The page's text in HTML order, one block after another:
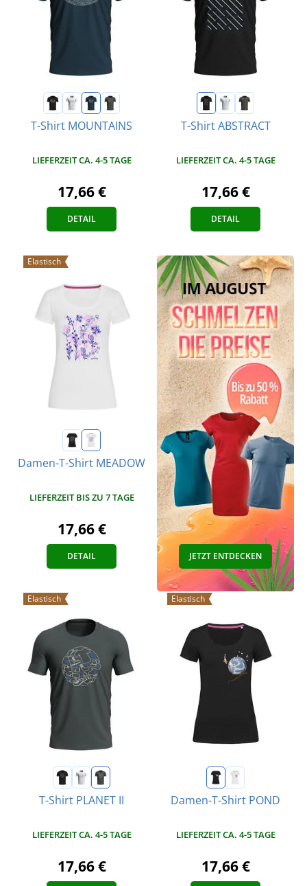
T-Shirt MOUNTAINS
LIEFERZEIT CA. 4-5 TAGE
17,66 €
DETAIL
T-Shirt ABSTRACT
LIEFERZEIT CA. 4-5 TAGE
17,66 €
DETAIL
Elastisch
Damen-T-Shirt MEADOW
LIEFERZEIT BIS ZU 7 TAGE
17,66 €
DETAIL JETZT ENTDECKEN
Elastisch
T-Shirt PLANET II
LIEFERZEIT CA. 4-5 TAGE
17,66 €
Elastisch
Damen-T-Shirt POND
LIEFERZEIT CA. 4-5 TAGE
17,66 €